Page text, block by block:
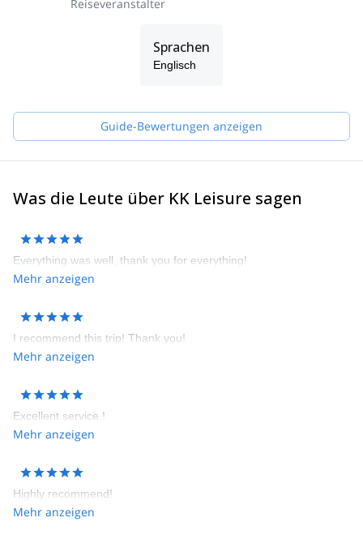
Reiseveranstalter
Sprachen
Englisch
Guide-Bewertungen anzeigen
Was die Leute über KK Leisure sagen
Everything was well, thank you for everything!
Mehr anzeigen
I recommend this trip! Thank you!
Mehr anzeigen
Excellent service !
Mehr anzeigen
Highly recommend!
Mehr anzeigen